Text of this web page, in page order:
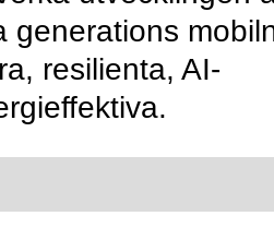
generations
resilienta, AI-